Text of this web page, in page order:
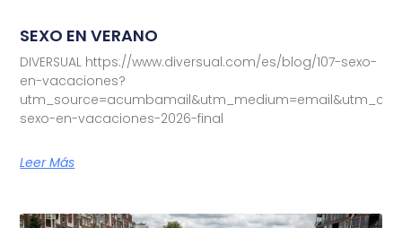
SEXO EN VERANO
DIVERSUAL https://www.diversual.com/es/blog/107-sexo-
en-vacaciones?
sexo-en-vacaciones-2026-final
Leer Más